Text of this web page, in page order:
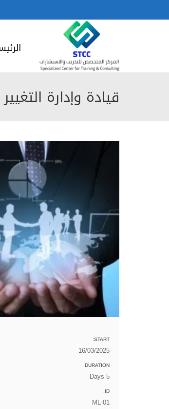
قيادة وإدارة
START:
16/03/2025
DURATION:
5 Days
ID:
ML-01